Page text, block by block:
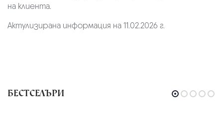
на клиента.
Актулизирана информация на 11.02.2026 г.
БЕСТСЕЛЪРИ